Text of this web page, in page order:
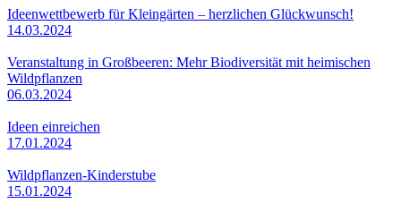
Ideenwettbewerb für Kleingärten – herzlichen Glückwunsch!
14.03.2024
Veranstaltung in Großbeeren: Mehr Biodiversität mit heimischen
Wildpflanzen
06.03.2024
Ideen einreichen
17.01.2024
Wildpflanzen-Kinderstube
15.01.2024